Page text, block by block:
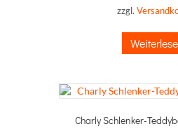
zzgl.
Charly Schlenker-